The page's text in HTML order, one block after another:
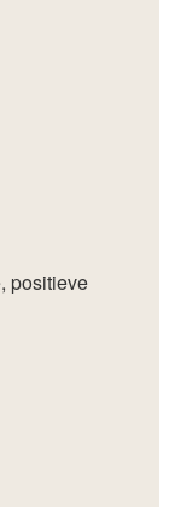
positieve